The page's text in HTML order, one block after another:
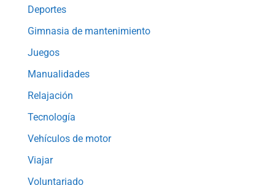
Deportes
Gimnasia de mantenimiento
Juegos
Manualidades
Relajación
Tecnología
Vehículos de motor
Viajar
Voluntariado